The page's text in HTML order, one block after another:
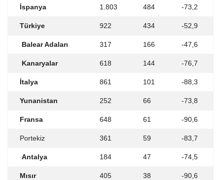
İspanya 1.803 484 -73,2
Türkiye 922 434 -52,9
Balear Adaları 317 166 -47,6
Kanaryalar 618 144 -76,7
İtalya 861 101 -88,3
Yunanistan 252 66 -73,8
Fransa 648 61 -90,6
Portekiz 361 59 -83,7
Antalya 184 47 -74,5
Mısır 405 38 -90,6